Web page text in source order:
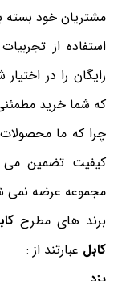
مشتریان خود بسته
استفاده از
رایگان را در
که شما خرید
چرا که ما محصولات
کیفیت تضمین می
مجموعه عرضه نمی
برند های مطرح
کابل عبارتند از :